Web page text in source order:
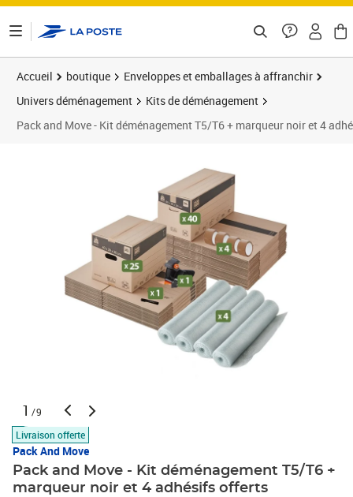
Accueil boutique
Enveloppes et emballages à affranchir
Univers déménagement
Kits de déménagement
Pack and Move - Kit déménagement T5/T6 + marqueur noir et 4
1 /9
Livraison offerte
Pack And Move
Pack and Move - Kit déménagement T5/T6 +
marqueur noir et 4 adhésifs offerts